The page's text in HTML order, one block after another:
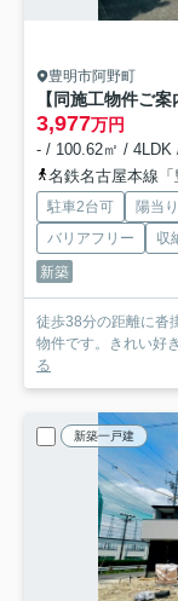
豊明市阿野町
【同施工物件ご
3,977万円
- / 100.62㎡ / 4LDK
名鉄名古屋本線
駐車2台可 陽当
バリアフリー
収
新築
徒歩38分の距離に沓
物件です。きれい好
る
新築一戸建